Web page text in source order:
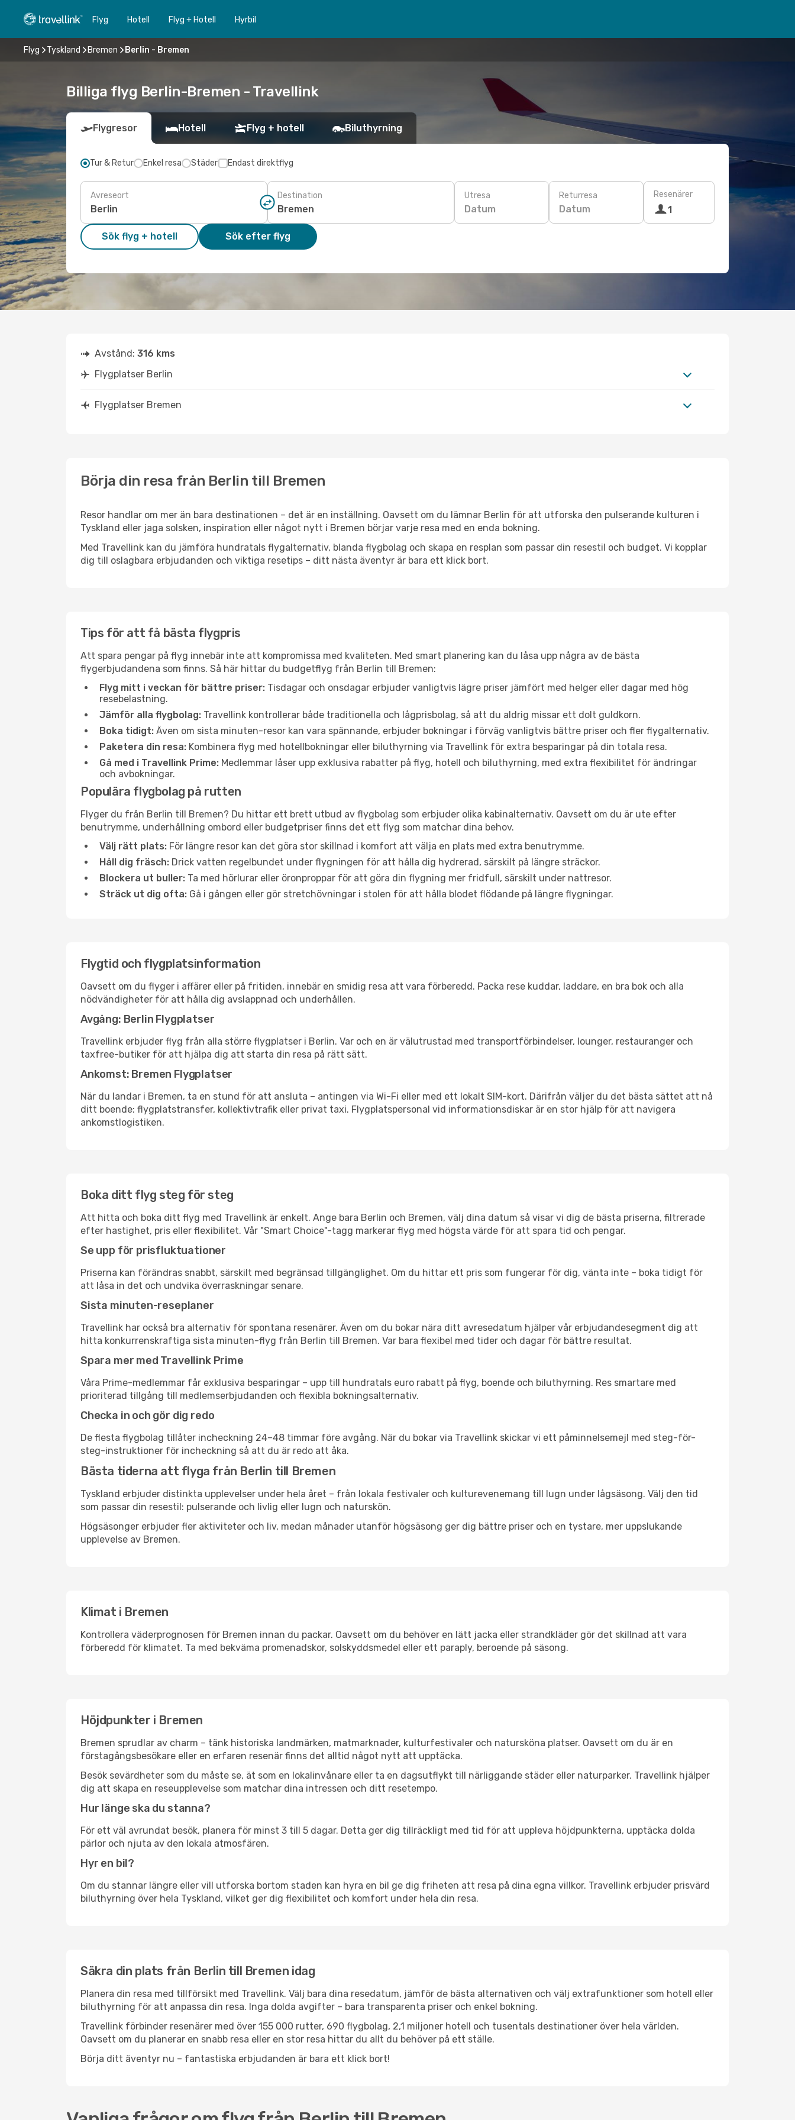
Flyg Hotell Flyg + Hotell Hyrbil
Flyg Tyskland Bremen Berlin - Bremen
Billiga flyg Berlin-Bremen - Travellink
Flygresor Hotell Flyg + hotell Biluthyrning
Tur & Retur Enkel resa Städer Endast direktflyg
Avreseort Destination Utresa
Datum
Returresa
Datum
Resenärer
1
Sök flyg + hotell Sök efter flyg
Avstånd: 316 kms
Flygplatser Berlin
Flygplatser Bremen
Börja din resa från Berlin till Bremen
Resor handlar om mer än bara destinationen – det är en inställning. Oavsett om du lämnar Berlin för att utforska den pulserande kulturen i
Tyskland eller jaga solsken, inspiration eller något nytt i Bremen börjar varje resa med en enda bokning.
Med Travellink kan du jämföra hundratals flygalternativ, blanda flygbolag och skapa en resplan som passar din resestil och budget. Vi kopplar
dig till oslagbara erbjudanden och viktiga resetips – ditt nästa äventyr är bara ett klick bort.
Tips för att få bästa flygpris
Att spara pengar på flyg innebär inte att kompromissa med kvaliteten. Med smart planering kan du låsa upp några av de bästa
flygerbjudandena som finns. Så här hittar du budgetflyg från Berlin till Bremen:
Flyg mitt i veckan för bättre priser: Tisdagar och onsdagar erbjuder vanligtvis lägre priser jämfört med helger eller dagar med hög
resebelastning.
Jämför alla flygbolag: Travellink kontrollerar både traditionella och lågprisbolag, så att du aldrig missar ett dolt guldkorn.
Boka tidigt: Även om sista minuten-resor kan vara spännande, erbjuder bokningar i förväg vanligtvis bättre priser och fler flygalternativ.
Paketera din resa: Kombinera flyg med hotellbokningar eller biluthyrning via Travellink för extra besparingar på din totala resa.
Gå med i Travellink Prime: Medlemmar låser upp exklusiva rabatter på flyg, hotell och biluthyrning, med extra flexibilitet för ändringar
och avbokningar.
Populära flygbolag på rutten
Flyger du från Berlin till Bremen? Du hittar ett brett utbud av flygbolag som erbjuder olika kabinalternativ. Oavsett om du är ute efter
benutrymme, underhållning ombord eller budgetpriser finns det ett flyg som matchar dina behov.
Välj rätt plats: För längre resor kan det göra stor skillnad i komfort att välja en plats med extra benutrymme.
Håll dig fräsch: Drick vatten regelbundet under flygningen för att hålla dig hydrerad, särskilt på längre sträckor.
Blockera ut buller: Ta med hörlurar eller öronproppar för att göra din flygning mer fridfull, särskilt under nattresor.
Sträck ut dig ofta: Gå i gången eller gör stretchövningar i stolen för att hålla blodet flödande på längre flygningar.
Flygtid och flygplatsinformation
Oavsett om du flyger i affärer eller på fritiden, innebär en smidig resa att vara förberedd. Packa rese kuddar, laddare, en bra bok och alla
nödvändigheter för att hålla dig avslappnad och underhållen.
Avgång: Berlin Flygplatser
Travellink erbjuder flyg från alla större flygplatser i Berlin. Var och en är välutrustad med transportförbindelser, lounger, restauranger och
taxfree-butiker för att hjälpa dig att starta din resa på rätt sätt.
Ankomst: Bremen Flygplatser
När du landar i Bremen, ta en stund för att ansluta – antingen via Wi-Fi eller med ett lokalt SIM-kort. Därifrån väljer du det bästa sättet att nå
ditt boende: flygplatstransfer, kollektivtrafik eller privat taxi. Flygplatspersonal vid informationsdiskar är en stor hjälp för att navigera
ankomstlogistiken.
Boka ditt flyg steg för steg
Att hitta och boka ditt flyg med Travellink är enkelt. Ange bara Berlin och Bremen, välj dina datum så visar vi dig de bästa priserna, filtrerade
efter hastighet, pris eller flexibilitet. Vår "Smart Choice"-tagg markerar flyg med högsta värde för att spara tid och pengar.
Se upp för prisfluktuationer
Priserna kan förändras snabbt, särskilt med begränsad tillgänglighet. Om du hittar ett pris som fungerar för dig, vänta inte – boka tidigt för
att låsa in det och undvika överraskningar senare.
Sista minuten-reseplaner
Travellink har också bra alternativ för spontana resenärer. Även om du bokar nära ditt avresedatum hjälper vår erbjudandesegment dig att
hitta konkurrenskraftiga sista minuten-flyg från Berlin till Bremen. Var bara flexibel med tider och dagar för bättre resultat.
Spara mer med Travellink Prime
Våra Prime-medlemmar får exklusiva besparingar – upp till hundratals euro rabatt på flyg, boende och biluthyrning. Res smartare med
prioriterad tillgång till medlemserbjudanden och flexibla bokningsalternativ.
Checka in och gör dig redo
De flesta flygbolag tillåter incheckning 24–48 timmar före avgång. När du bokar via Travellink skickar vi ett påminnelsemejl med steg-för-
steg-instruktioner för incheckning så att du är redo att åka.
Bästa tiderna att flyga från Berlin till Bremen
Tyskland erbjuder distinkta upplevelser under hela året – från lokala festivaler och kulturevenemang till lugn under lågsäsong. Välj den tid
som passar din resestil: pulserande och livlig eller lugn och naturskön.
Högsäsonger erbjuder fler aktiviteter och liv, medan månader utanför högsäsong ger dig bättre priser och en tystare, mer uppslukande
upplevelse av Bremen.
Klimat i Bremen
Kontrollera väderprognosen för Bremen innan du packar. Oavsett om du behöver en lätt jacka eller strandkläder gör det skillnad att vara
förberedd för klimatet. Ta med bekväma promenadskor, solskyddsmedel eller ett paraply, beroende på säsong.
Höjdpunkter i Bremen
Bremen sprudlar av charm – tänk historiska landmärken, matmarknader, kulturfestivaler och natursköna platser. Oavsett om du är en
förstagångsbesökare eller en erfaren resenär finns det alltid något nytt att upptäcka.
Besök sevärdheter som du måste se, ät som en lokalinvånare eller ta en dagsutflykt till närliggande städer eller naturparker. Travellink hjälper
dig att skapa en reseupplevelse som matchar dina intressen och ditt resetempo.
Hur länge ska du stanna?
För ett väl avrundat besök, planera för minst 3 till 5 dagar. Detta ger dig tillräckligt med tid för att uppleva höjdpunkterna, upptäcka dolda
pärlor och njuta av den lokala atmosfären.
Hyr en bil?
Om du stannar längre eller vill utforska bortom staden kan hyra en bil ge dig friheten att resa på dina egna villkor. Travellink erbjuder prisvärd
biluthyrning över hela Tyskland, vilket ger dig flexibilitet och komfort under hela din resa.
Säkra din plats från Berlin till Bremen idag
Planera din resa med tillförsikt med Travellink. Välj bara dina resedatum, jämför de bästa alternativen och välj extrafunktioner som hotell eller
biluthyrning för att anpassa din resa. Inga dolda avgifter – bara transparenta priser och enkel bokning.
Travellink förbinder resenärer med över 155 000 rutter, 690 flygbolag, 2,1 miljoner hotell och tusentals destinationer över hela världen.
Oavsett om du planerar en snabb resa eller en stor resa hittar du allt du behöver på ett ställe.
Börja ditt äventyr nu – fantastiska erbjudanden är bara ett klick bort!